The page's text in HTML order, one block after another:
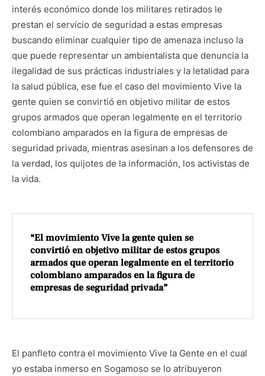
interés económico donde los militares retirados le
prestan el servicio de seguridad a estas empresas
buscando eliminar cualquier tipo de amenaza incluso la
que puede representar un ambientalista que denuncia la
ilegalidad de sus prácticas industriales y la letalidad para
la salud pública, ese fue el caso del movimiento Vive la
gente quien se convirtió en objetivo militar de estos
grupos armados que operan legalmente en el territorio
colombiano amparados en la figura de empresas de
seguridad privada, mientras asesinan a los defensores de
la verdad, los quijotes de la información, los activistas de
la vida.
“El movimiento Vive la gente quien se
convirtió en objetivo militar de estos grupos
armados que operan legalmente en el territorio
colombiano amparados en la figura de
empresas de seguridad privada”
El panfleto contra el movimiento Vive la Gente en el cual
yo estaba inmerso en Sogamoso se lo atribuyeron